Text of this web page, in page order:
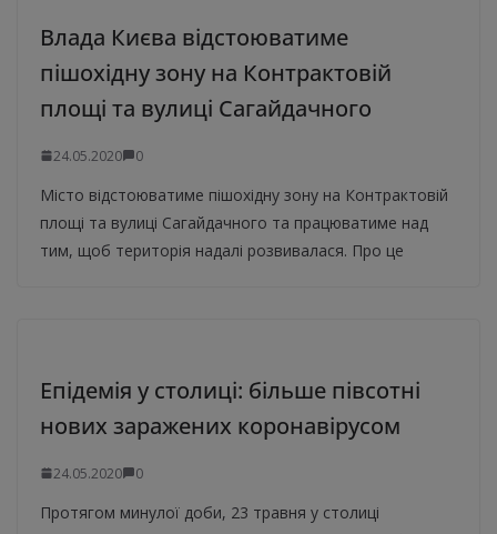
Влада Києва відстоюватиме
пішохідну зону на Контрактовій
площі та вулиці Сагайдачного
24.05.2020 0
Місто відстоюватиме пішохідну зону на Контрактовій
площі та вулиці Сагайдачного та працюватиме над
тим, щоб територія надалі розвивалася. Про це
Епідемія у столиці: більше півсотні
нових заражених коронавірусом
24.05.2020 0
Протягом минулої доби, 23 травня у столиці